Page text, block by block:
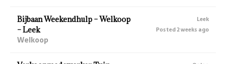
Bijbaan Weekendhulp – Welkoop
– Leek
Welkoop
Leek
Posted 2 weeks ago